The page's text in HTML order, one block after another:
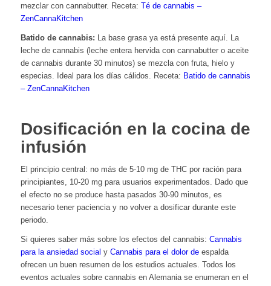
mezclar con cannabutter. Receta: Té de cannabis –
ZenCannaKitchen
Batido de cannabis: La base grasa ya está presente aquí. La
leche de cannabis (leche entera hervida con cannabutter o aceite
de cannabis durante 30 minutos) se mezcla con fruta, hielo y
especias. Ideal para los días cálidos. Receta: Batido de cannabis
– ZenCannaKitchen
Dosificación en la cocina de
infusión
El principio central: no más de 5-10 mg de THC por ración para
principiantes, 10-20 mg para usuarios experimentados. Dado que
el efecto no se produce hasta pasados 30-90 minutos, es
necesario tener paciencia y no volver a dosificar durante este
periodo.
Si quieres saber más sobre los efectos del cannabis: Cannabis
para la ansiedad social y Cannabis para el dolor deespalda
ofrecen un buen resumen de los estudios actuales. Todos los
eventos actuales sobre cannabis en Alemania se enumeran en el